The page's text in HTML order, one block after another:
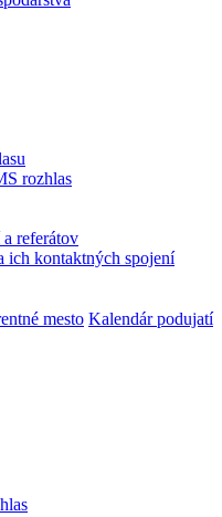
rozhlas
referátov
ich kontaktných spojení
mesto Kalendár podujatí